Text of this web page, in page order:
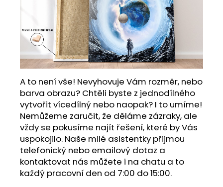
A to není vše! Nevyhovuje Vám rozměr, nebo
barva obrazu? Chtěli byste z jednodílného
vytvořit vícedílný nebo naopak? I to umíme!
Nemůžeme zaručit, že děláme zázraky, ale
vždy se pokusíme najít řešení, které by Vás
uspokojilo. Naše milé asistentky přijmou
telefonický nebo emailový dotaz a
kontaktovat nás můžete i na chatu a to
každý pracovní den od 7:00 do 15:00.